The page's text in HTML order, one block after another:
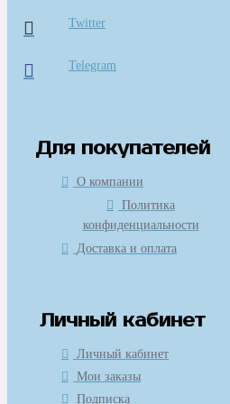
Twitter
Telegram
Для покупателей
О компании
Политика
конфиденциальности
Доставка и оплата
Личный кабинет
Личный кабинет
Мои заказы
Подписка